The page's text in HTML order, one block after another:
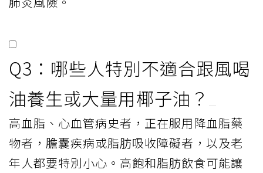
Q3：哪些人特別不適合跟風喝
油養生或大量用椰子油？
高血脂、心血管病史者，正在服用降血脂藥
物者，膽囊疾病或脂肪吸收障礙者，以及老
年人都要特別小心。高飽和脂肪飲食可能讓